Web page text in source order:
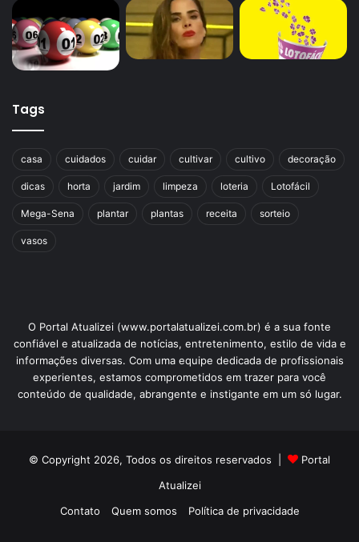
Tags
casa cuidados cuidar cultivar cultivo decoração
dicas horta jardim limpeza loteria Lotofácil
Mega-Sena plantar plantas receita sorteio
vasos
O Portal Atualizei (www.portalatualizei.com.br) é a sua fonte
confiável e atualizada de notícias, entretenimento, estilo de vida e
informações diversas. Com uma equipe dedicada de profissionais
experientes, estamos comprometidos em trazer para você
conteúdo de qualidade, abrangente e instigante em um só lugar.
© Copyright 2026, Todos os direitos reservados |
Portal
Atualizei
Contato
Quem somos Política de privacidade